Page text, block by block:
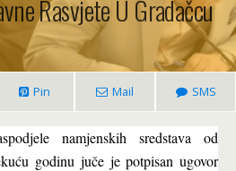
Rasvjete U Gradačcu
Pin Mail SMS
namjenskih sredstava od
godinu juče je potpisan ugovor